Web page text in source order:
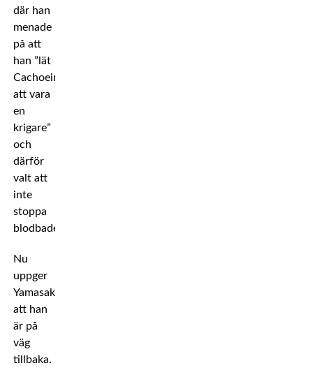
där han
menade
på att
han ”lät
Cachoeira
att vara
en
krigare”
och
därför
valt att
inte
stoppa
blodbadet.
Nu
uppger
Yamasaki
att han
är på
väg
tillbaka.